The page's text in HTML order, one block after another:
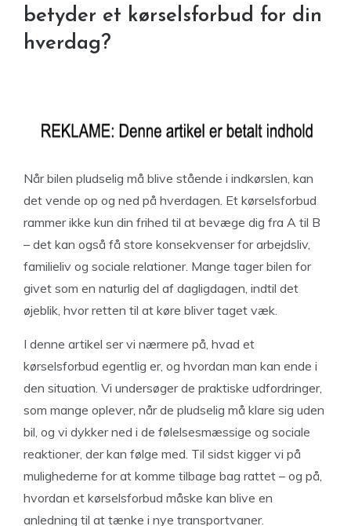
betyder et kørselsforbud for din
hverdag?
Når bilen pludselig må blive stående i indkørslen, kan
det vende op og ned på hverdagen. Et kørselsforbud
rammer ikke kun din frihed til at bevæge dig fra A til B
– det kan også få store konsekvenser for arbejdsliv,
familieliv og sociale relationer. Mange tager bilen for
givet som en naturlig del af dagligdagen, indtil det
øjeblik, hvor retten til at køre bliver taget væk.
I denne artikel ser vi nærmere på, hvad et
kørselsforbud egentlig er, og hvordan man kan ende i
den situation. Vi undersøger de praktiske udfordringer,
som mange oplever, når de pludselig må klare sig uden
bil, og vi dykker ned i de følelsesmæssige og sociale
reaktioner, der kan følge med. Til sidst kigger vi på
mulighederne for at komme tilbage bag rattet – og på,
hvordan et kørselsforbud måske kan blive en
anledning til at tænke i nye transportvaner.